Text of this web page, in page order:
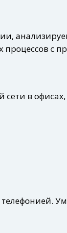
с
сети в